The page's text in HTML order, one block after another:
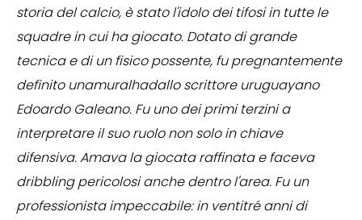
storia del calcio, è stato l'idolo dei tifosi in tutte le
squadre in cui ha giocato. Dotato di grande
tecnica e di un fisico possente, fu pregnantemente
definito unamuralhadallo scrittore uruguayano
Edoardo Galeano. Fu uno dei primi terzini a
interpretare il suo ruolo non solo in chiave
difensiva. Amava la giocata raffinata e faceva
dribbling pericolosi anche dentro l'area. Fu un
professionista impeccabile: in ventitré anni di